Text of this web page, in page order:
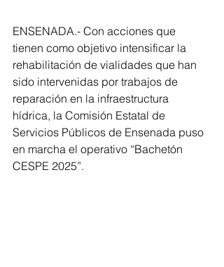
ENSENADA.- Con acciones que
tienen como objetivo intensificar la
rehabilitación de vialidades que han
sido intervenidas por trabajos de
reparación en la infraestructura
hídrica, la Comisión Estatal de
Servicios Públicos de Ensenada puso
en marcha el operativo “Bachetón
CESPE 2025”.